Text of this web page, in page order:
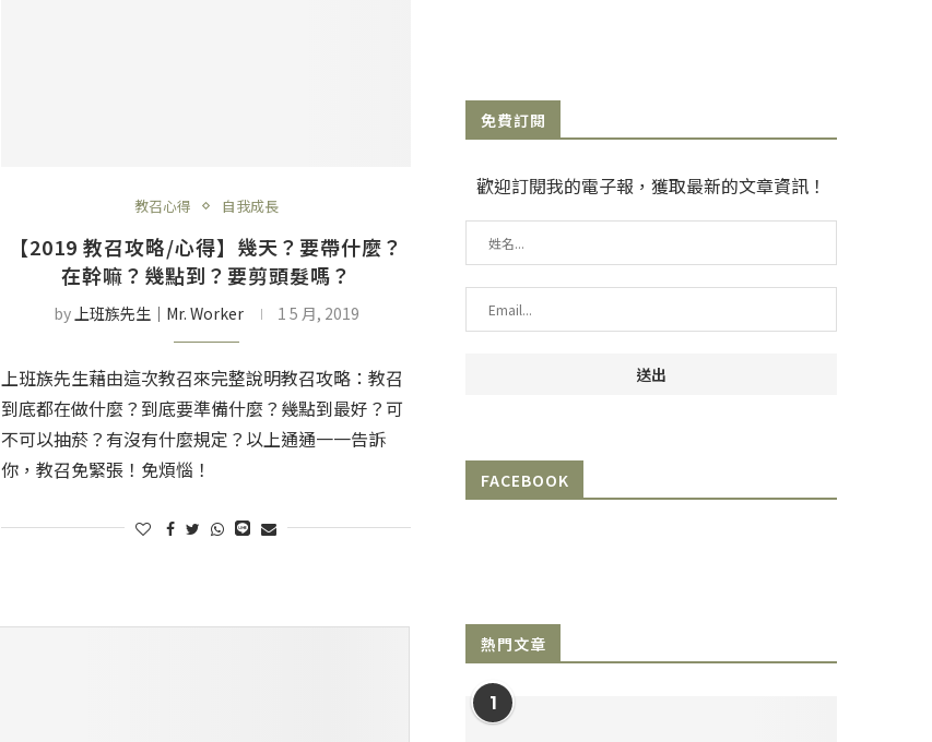
教召心得 自我成長
【2019 教召攻略/心得】幾天？要帶什麼？
在幹嘛？幾點到？要剪頭髮嗎？
by上班族先生│Mr. Worker 1 5 月, 2019
上班族先生藉由這次教召來完整說明教召攻略：教召
到底都在做什麼？到底要準備什麼？幾點到最好？可
不可以抽菸？有沒有什麼規定？以上通通一一告訴
你，教召免緊張！免煩惱！
免費訂閱
歡迎訂閱我的電子報，獲取最新的文章資訊！
FACEBOOK
熱門文章
1